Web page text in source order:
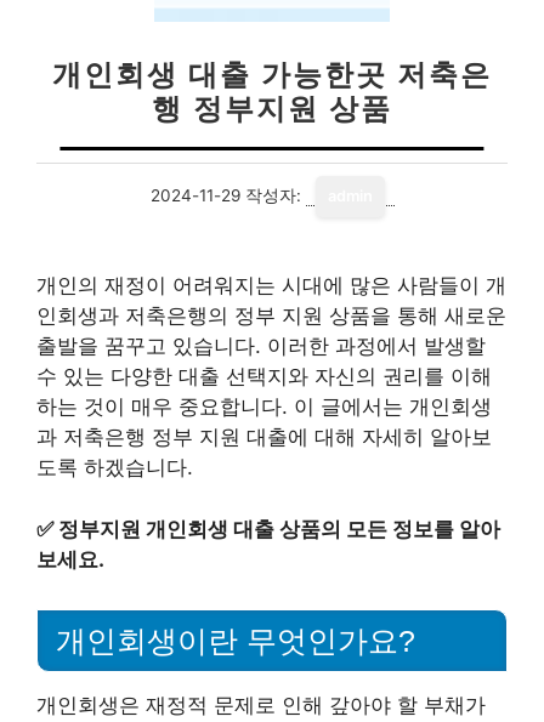
개인회생 대출 가능한곳 저축은
행 정부지원 상품
2024-11-29 작성자:
개인의 재정이 어려워지는 시대에 많은 사람들이 개
인회생과 저축은행의 정부 지원 상품을 통해 새로운
출발을 꿈꾸고 있습니다. 이러한 과정에서 발생할
수 있는 다양한 대출 선택지와 자신의 권리를 이해
하는 것이 매우 중요합니다. 이 글에서는 개인회생
과 저축은행 정부 지원 대출에 대해 자세히 알아보
도록 하겠습니다.
✅ 정부지원 개인회생 대출 상품의 모든 정보를 알아
보세요.
개인회생이란 무엇인가요?
개인회생은 재정적 문제로 인해 갚아야 할 부채가